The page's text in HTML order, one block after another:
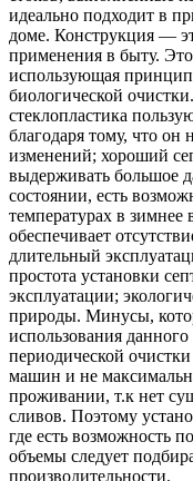
идеально подходит в
доме. Конструкция —
применения в быту.
использующая принцип
биологической
стеклопластика
благодаря тому, что
изменений; хороший
выдерживать большое
состоянии, есть
температурах в зимнее
обеспечивает
длительный
простота установки
эксплуатации;
природы. Минусы,
использования
периодической
машин и не
проживании, т.к нет
сливов. Поэтому
где есть возможность
объемы следует
производительности.